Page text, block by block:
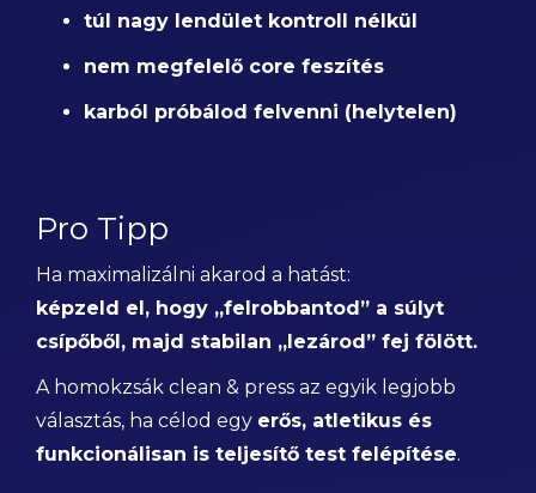
túl nagy lendület kontroll nélkül
nem megfelelő core feszítés
karból próbálod felvenni (helytelen)
Pro Tipp
Ha maximalizálni akarod a hatást:
képzeld el, hogy „felrobbantod” a súlyt
csípőből, majd stabilan „lezárod” fej fölött.
A homokzsák clean & press az egyik legjobb
választás, ha célod egy erős, atletikus és
funkcionálisan is teljesítő test felépítése.